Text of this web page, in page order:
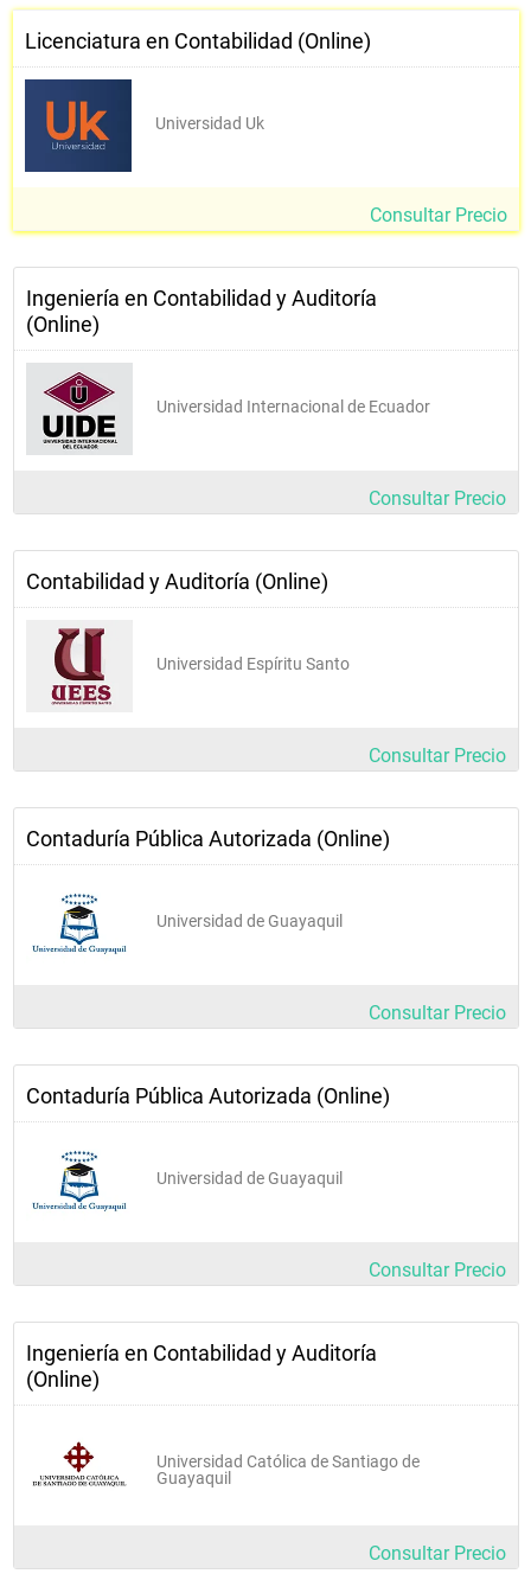
• Valoración de Empresas
• Seminario de Integración
Licenciatura en Contabilidad (Online)
Universidad Uk
Consultar Precio
Ingeniería en Contabilidad y Auditoría
(Online)
Universidad Internacional de Ecuador
Consultar Precio
Contabilidad y Auditoría (Online)
Universidad Espíritu Santo
Consultar Precio
Contaduría Pública Autorizada (Online)
Universidad de Guayaquil
Consultar Precio
Contaduría Pública Autorizada (Online)
Universidad de Guayaquil
Consultar Precio
Ingeniería en Contabilidad y Auditoría
(Online)
Universidad Católica de Santiago de
Guayaquil
Consultar Precio